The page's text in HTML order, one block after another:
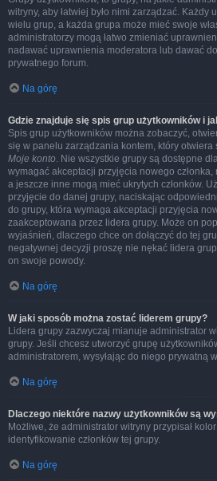
witryny, aby łatwiej było nimi zarządzać. Każdy
wielu grup, a każda grupa może mieć swoje
administratorzy mogą łatwo zmieniać
nadawać uprawnienia moderatora lub dawać
prywatnego forum.
Na górę
Gdzie znajduje się spis grup użytkowników i
Spis grup użytkowników można zobaczyć,
się w panelu zarządzania kontem, który
Moje konto. Nie wszystkie grupy są dostępne
wymagać akceptacji przyjęcia nowego
a jeszcze inne mogą mieć ukrytych członków.
przyjęcie do danej grupy, naciskając
do grupy, która wymaga akceptacji przyjęcia
zaakceptowana przez lidera grupy. Może on
wyjaśnień, dlaczego chce on dołączyć do tej
negatywnej decyzji proszę nie nękać lidera
on swoje powody.
Na górę
W jaki sposób można zostać liderem grupy?
Lidera grupy zazwyczaj mianuje administrator
grupy. Jeśli chcesz utworzyć grupę
administratorem, wysyłając do niego prywatną
Na górę
Dlaczego niektóre nazwy użytkowników są
Możliwe, że administrator witryny przypisał
identyfikowanie członków tej grupy.
Na górę